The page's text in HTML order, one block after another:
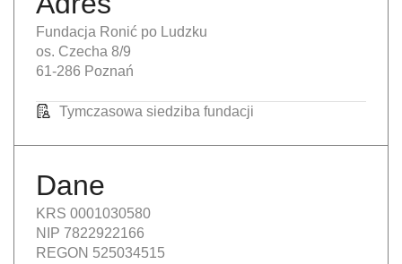
Fundacja Ronić po Ludzku
os. Czecha 8/9
61-286 Poznań
Tymczasowa siedziba fundacji
Dane
KRS 0001030580
NIP 7822922166
REGON 525034515